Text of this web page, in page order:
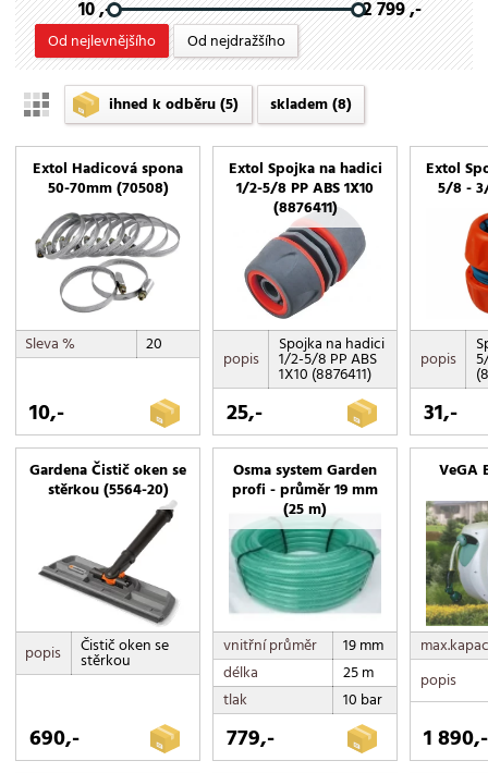
10 ,- 2 799 ,-
Od nejlevnějšího Od nejdražšího
ihned k odběru(5) skladem(8)
Extol Hadicová spona
50-70mm (70508)
Sleva % 20
10,-
Extol Spojka na hadici
1/2-5/8 PP ABS 1X10
(8876411)
popis
Spojka na hadici
1/2-5/8 PP ABS
1X10 (8876411)
25,-
Extol
5/8 -
popis
31,-
Gardena Čistič oken se
stěrkou (5564-20)
popis Čistič oken se
stěrkou
690,-
Osma system Garden
profi - průměr 19 mm
(25 m)
vnitřní průměr
19 mm
délka
25 m
tlak
10 bar
779,-
VeGA
popis
1 890,-